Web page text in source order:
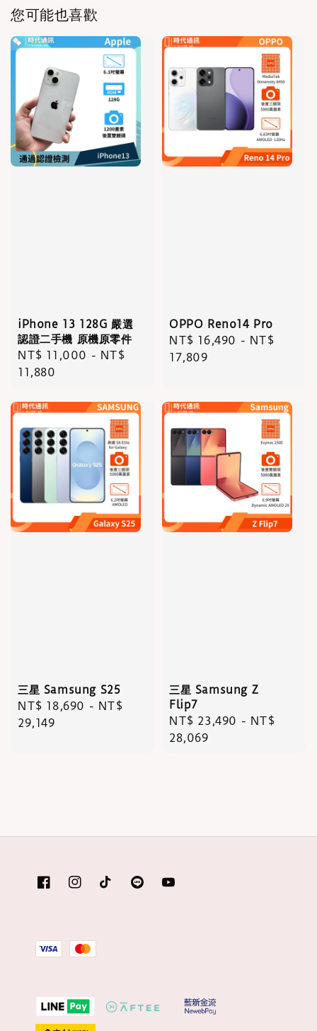
您可能也喜歡
iPhone 13 128G 嚴選
認證二手機 原機原零件
Regular
price
NT$ 11,000 - NT$
11,880
OPPO Reno14 Pro
Regular
price
NT$ 16,490 - NT$
17,809
三星 Samsung S25
Regular
price
NT$ 18,690 - NT$
29,149
三星 Samsung Z
Flip7
Regular
price
NT$ 23,490 - NT$
28,069